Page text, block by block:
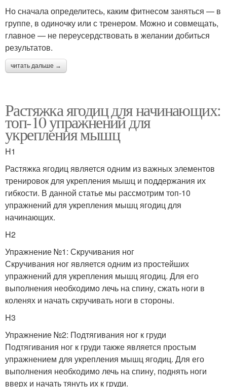
Но сначала определитесь, каким фитнесом заняться — в
группе, в одиночку или с тренером. Можно и совмещать,
главное — не переусердствовать в желании добиться
результатов.
читать дальше →
Растяжка ягодиц для начинающих:
топ-10 упражнений для
укрепления мышц
H1
Растяжка ягодиц является одним из важных элементов
тренировок для укрепления мышц и поддержания их
гибкости. В данной статье мы рассмотрим топ-10
упражнений для укрепления мышц ягодиц для
начинающих.
H2
Упражнение №1: Скручивания ног
Скручивания ног является одним из простейших
упражнений для укрепления мышц ягодиц. Для его
выполнения необходимо лечь на спину, сжать ноги в
коленях и начать скручивать ноги в стороны.
H3
Упражнение №2: Подтягивания ног к груди
Подтягивания ног к груди также является простым
упражнением для укрепления мышц ягодиц. Для его
выполнения необходимо лечь на спину, поднять ноги
вверх и начать тянуть их к груди.